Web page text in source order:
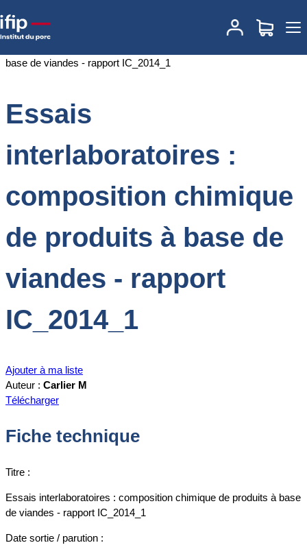
Accueil
Essais interlaboratoires : composition
chimique de produits à base de viandes - rapport IC_2014_1
Essais
interlaboratoires :
composition chimique
de produits à base de
viandes - rapport
IC_2014_1
Ajouter à ma liste
Auteur : Carlier M
Télécharger
Fiche technique
Titre :
Essais interlaboratoires : composition chimique de produits à base
de viandes - rapport IC_2014_1
Date sortie / parution :